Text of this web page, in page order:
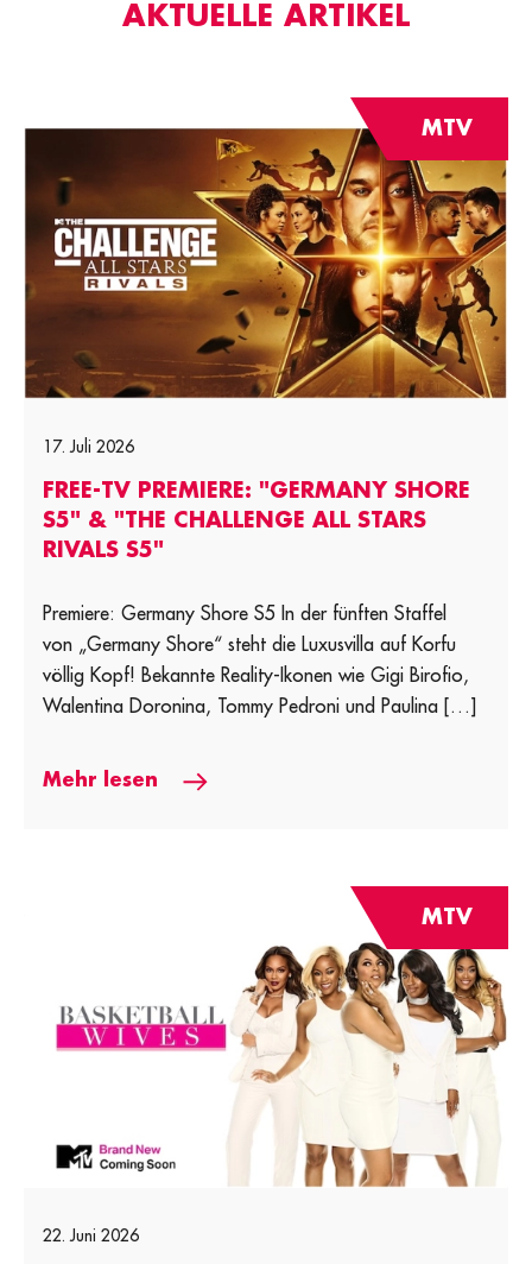
AKTUELLE ARTIKEL
MTV
17. Juli 2026
FREE-TV PREMIERE: "GERMANY SHORE
S5" & "THE CHALLENGE ALL STARS
RIVALS S5"
Premiere: Germany Shore S5 In der fünften Staffel
von „Germany Shore“ steht die Luxusvilla auf Korfu
völlig Kopf! Bekannte Reality-Ikonen wie Gigi Birofio,
Walentina Doronina, Tommy Pedroni und Paulina […]
Mehr lesen
MTV
22. Juni 2026